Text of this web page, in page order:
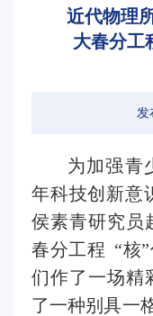
近代物理
大春分工
发
为加强青
年科技创新意
侯素青研究员
春分工程 “核”
们作了一场精
了一种别具一